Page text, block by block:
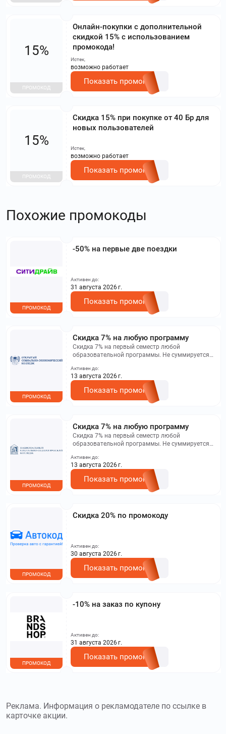
Онлайн-покупки с дополнительной
скидкой 15% с использованием
промокода!
15%
ПРОМОКОД
Истек,
возможно работает
Показать промокод
Скидка 15% при покупке от 40 Бр для
новых пользователей
15%
ПРОМОКОД
Истек,
возможно работает
Показать промокод
Похожие промокоды
-50% на первые две поездки
ПРОМОКОД
Активен до:
31 августа 2026 г.
Показать промокод
Скидка 7% на любую программу
Скидка 7% на первый семестр любой
образовательной программы. Не суммируется с
на сайте.
ПРОМОКОД
Активен до:
13 августа 2026 г.
Показать промокод
Скидка 7% на любую программу
Скидка 7% на первый семестр любой
образовательной программы. Не суммируется с
на сайте.
ПРОМОКОД
Активен до:
13 августа 2026 г.
Показать промокод
Скидка 20% по промокоду
ПРОМОКОД
Активен до:
30 августа 2026 г.
Показать промокод
-10% на заказ по купону
ПРОМОКОД
Активен до:
31 августа 2026 г.
Показать промокод
Реклама. Информация о рекламодателе по ссылке в
карточке акции.